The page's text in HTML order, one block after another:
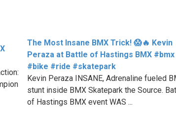
The Most Insane BMX Trick! 😱🔥 Kevin
Peraza at Battle of Hastings BMX #bmx
#bike #ride #skatepark
Kevin Peraza INSANE, Adrenaline fueled
stunt inside BMX Skatepark the Source.
of Hastings BMX event WAS ...